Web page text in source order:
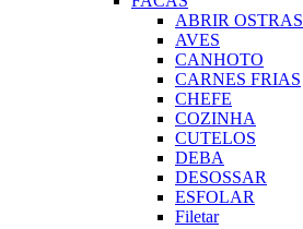
ABRIR OSTRAS
AVES
CANHOTO
CARNES FRIAS
CHEFE
COZINHA
CUTELOS
DEBA
DESOSSAR
ESFOLAR
Filetar